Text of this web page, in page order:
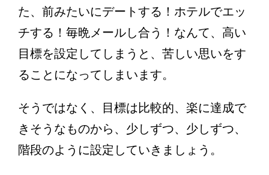
た、前みたいにデートする！ホテルでエッ
チする！毎晩メールし合う！なんて、高い
目標を設定してしまうと、苦しい思いをす
ることになってしまいます。
そうではなく、目標は比較的、楽に達成で
きそうなものから、少しずつ、少しずつ、
階段のように設定していきましょう。